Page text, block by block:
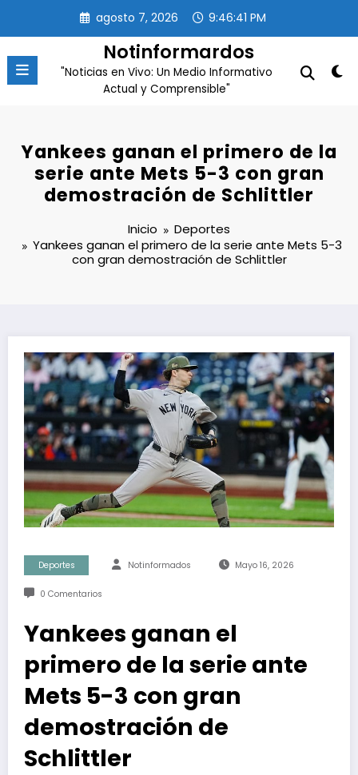
contenido
agosto 7, 2026 9:46:41 PM
Notinformardos
"Noticias en Vivo: Un Medio Informativo
Actual y Comprensible"
Yankees ganan el primero de la
serie ante Mets 5-3 con gran
demostración de Schlittler
Inicio
Deportes
Yankees ganan el primero de la serie ante Mets 5-3
con gran demostración de Schlittler
Deportes Notinformados Mayo 16, 2026
0 Comentarios
Yankees ganan el
primero de la serie ante
Mets 5-3 con gran
demostración de
Schlittler